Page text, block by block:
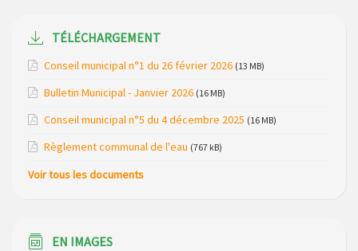
Réunion d’installation du nouveau conseil municipal à
Loubaresse le vendredi 20 mars 2026
2026
TÉLÉCHARGEMENT
Conseil municipal n°1 du 26 février 2026 (13 MB)
Bulletin Municipal - Janvier 2026 (16 MB)
Conseil municipal n°5 du 4 décembre 2025 (16 MB)
Règlement communal de l'eau (767 kB)
Voir tous les documents
EN IMAGES